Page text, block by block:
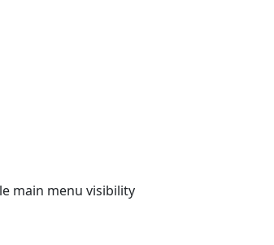
main menu visibility